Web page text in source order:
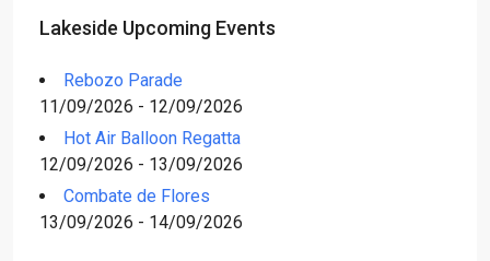
Lakeside Upcoming Events
Rebozo Parade
11/09/2026 - 12/09/2026
Hot Air Balloon Regatta
12/09/2026 - 13/09/2026
Combate de Flores
13/09/2026 - 14/09/2026